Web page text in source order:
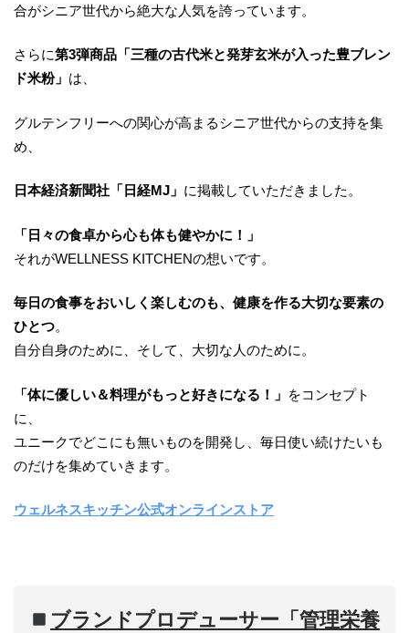
合がシニア世代から絶大な人気を誇っています。
さらに第3弾商品「三種の古代米と発芽玄米が入った豊ブレン
ド米粉」 は、
グルテンフリーへの関心が高まるシニア世代からの支持を集
め、
日本経済新聞社「日経MJ」 に掲載していただきました。
「日々の食卓から心も体も健やかに！」
それがWELLNESS KITCHENの想いです。
毎日の食事をおいしく楽しむのも、健康を作る大切な要素の
ひとつ。
自分自身のために、そして、大切な人のために。
「体に優しい＆料理がもっと好きになる！」 をコンセプト
に、
ユニークでどこにも無いものを開発し、毎日使い続けたいも
のだけを集めていきます。
ウェルネスキッチン公式オンラインストア
ブランドプロデューサー「管理栄養